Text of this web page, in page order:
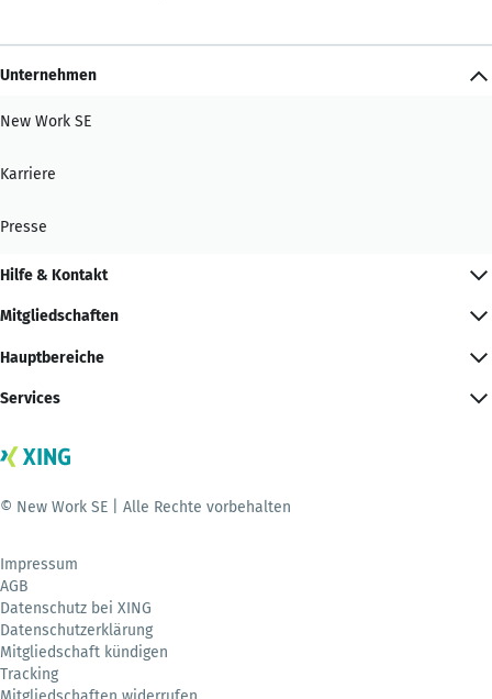
Unternehmen
New Work SE
Karriere
Presse
Hilfe & Kontakt
Mitgliedschaften
Hauptbereiche
Services
© New Work SE | Alle Rechte vorbehalten
Impressum
AGB
Datenschutz bei XING
Datenschutzerklärung
Mitgliedschaft kündigen
Tracking